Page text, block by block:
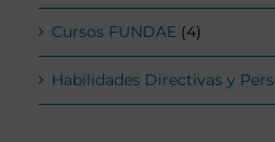
Cursos FUNDAE (4)
Habilidades Directivas y